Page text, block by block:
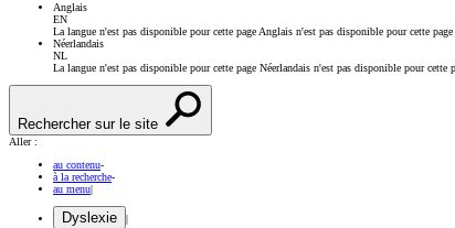
Anglais
EN
La langue n'est pas disponible pour cette pageAnglais n'est pas disponible pour cette page
Néerlandais
NL
La langue n'est pas disponible pour cette page Néerlandais n'est pas disponible pour cette
Rechercher sur le site
Aller :
au contenu-
à la recherche-
au menu|
Dyslexie |